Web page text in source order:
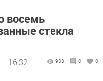
восемь
стекла
- 16:32 933 0 0